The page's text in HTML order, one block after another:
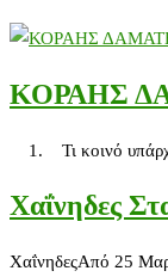
ΚΟΡΑΗΣ
1. Τι κοινό
Χαΐνηδες
ΧαΐνηδεςΑπό 25